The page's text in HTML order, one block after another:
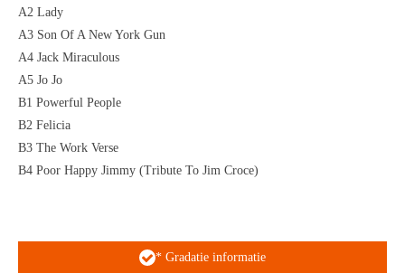
A2 Lady
A3 Son Of A New York Gun
A4 Jack Miraculous
A5 Jo Jo
B1 Powerful People
B2 Felicia
B3 The Work Verse
B4 Poor Happy Jimmy (Tribute To Jim Croce)
* Gradatie informatie